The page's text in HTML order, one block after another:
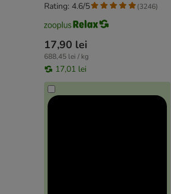
17,90 lei
688,45 lei / kg
17,01 lei
Rating: 4.6/5 (3246)